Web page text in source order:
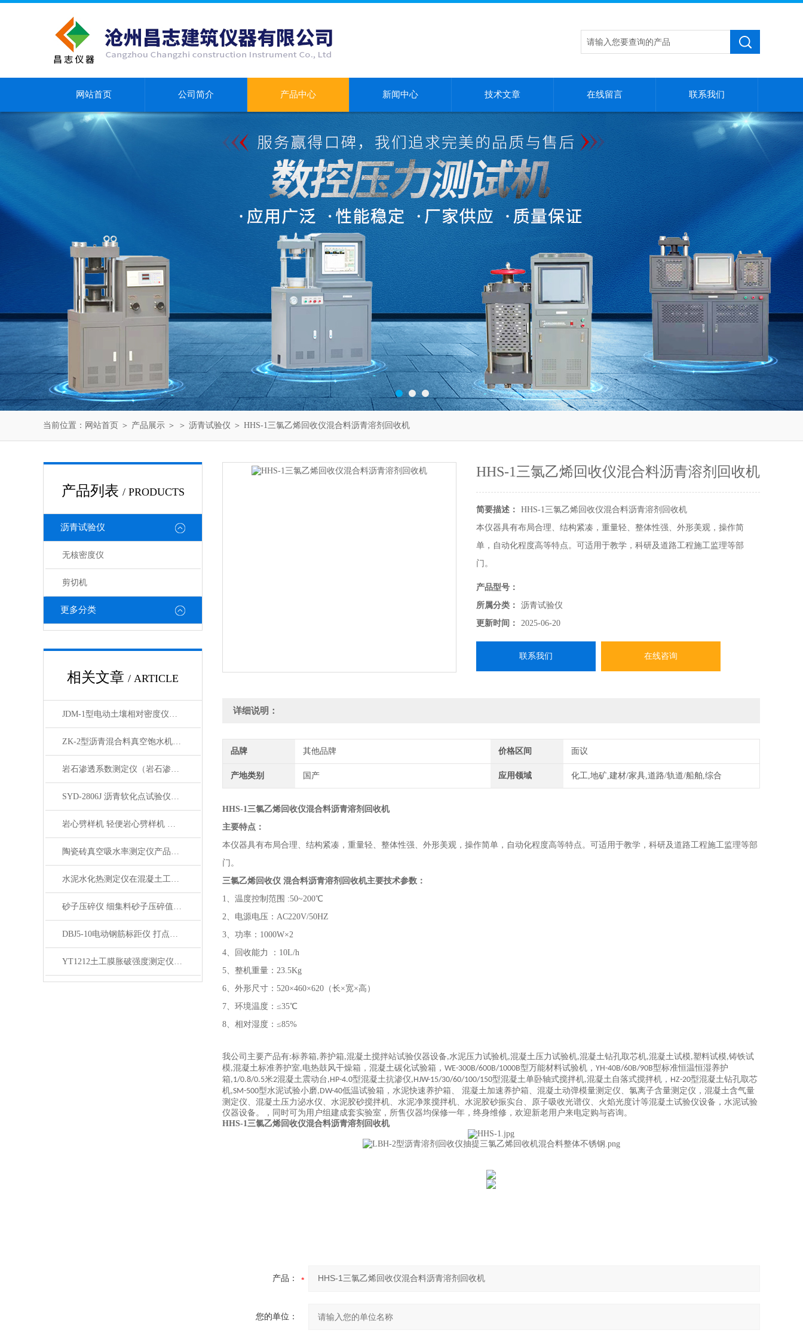
网站首页 公司简介 产品中心 新闻中心 技术文章 在线留言 联系我们
当前位置： 网站首页 ＞ 产品展示 ＞ ＞ 沥青试验仪 ＞ HHS-1三氯乙烯回收仪混合料沥青溶剂回收机
产品列表 / PRODUCTS
沥青试验仪
无核密度仪
剪切机
更多分类
相关文章 / ARTICLE
JDM-1型电动土壤相对密度仪技术参数
ZK-2型沥青混合料真空饱水机产品展示
岩石渗透系数测定仪（岩石渗透仪）产品展示
SYD-2806J 沥青软化点试验仪电脑四路液晶打印展示
岩心劈样机 轻便岩心劈样机 岩芯劈开机产品展示
陶瓷砖真空吸水率测定仪产品展示
水泥水化热测定仪在混凝土工程中的应用
砂子压碎仪 细集料砂子压碎值指标测定仪产品展示
DBJ5-10电动钢筋标距仪 打点机产品展示
YT1212土工膜胀破强度测定仪产品简介
HHS-1三氯乙烯回收仪混合料沥青溶剂回收机
简要描述：
HHS-1三氯乙烯回收仪混合料沥青溶剂回收机
本仪器具有布局合理、结构紧凑，重量轻、整体性强、外形美观，操作简
单，自动化程度高等特点。可适用于教学，科研及道路工程施工监理等部
门。
产品型号：
所属分类：
沥青试验仪
更新时间：
2025-06-20
联系我们 在线咨询
详细说明：
品牌 其他品牌 价格区间 面议
产地类别 国产 应用领域 化工,地矿,建材/家具,道路/轨道/船舶,综合
HHS-1三氯乙烯回收仪混合料沥青溶剂回收机
主要特点：
本仪器具有布局合理、结构紧凑，重量轻、整体性强、外形美观，操作简单，自动化程度高等特点。可适用于教学，科研及道路工程施工监理等部
门。
三氯乙烯回收仪 混合料沥青溶剂回收机主要技术参数：
1、温度控制范围 :50~200℃
2、电源电压：AC220V/50HZ
3、功率：1000W×2
4、回收能力 ：10L/h
5、整机重量：23.5Kg
6、外形尺寸：520×460×620（长×宽×高）
7、环境温度：≤35℃
8、相对湿度：≤85%
我公司主要产品有:标养箱,养护箱,混凝土搅拌站试验仪器设备,水泥压力试验机,混凝土压力试验机,混凝土钻孔取芯机,混凝土试模,塑料试模,铸铁试
模,混凝土标准养护室,电热鼓风干燥箱，混凝土碳化试验箱， WE-300B/600B/1000B型万能材料试验机， YH-40B/60B/90B型标准恒温恒湿养护
箱,1/0.8/0.5米2混凝土震动台,HP-4.0型混凝土抗渗仪,HJW-15/30/60/100/150型混凝土单卧轴式搅拌机,混凝土自落式搅拌机， HZ-20型混凝土钻孔取芯
机,SM-500型水泥试验小磨,DW-40低温试验箱，水泥快速养护箱、 混凝土加速养护箱、混凝土动弹模量测定仪、氯离子含量测定仪，混凝土含气量
测定仪、混凝土压力泌水仪、水泥胶砂搅拌机、水泥净浆搅拌机、水泥胶砂振实台、原子吸收光谱仪、火焰光度计等混凝土试验仪设备，水泥试验
仪器设备。，同时可为用户组建成套实验室，所售仪器均保修一年，终身维修，欢迎新老用户来电定购与咨询。
HHS-1三氯乙烯回收仪混合料沥青溶剂回收机
产品：
您的单位：